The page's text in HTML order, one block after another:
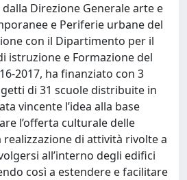
Direzione Generale arte e
e Periferie urbane del
con il Dipartimento per il
istruzione e Formazione del
2017, ha finanziato con 3
di 31 scuole distribuite in
vincente l’idea alla base
l’offerta culturale delle
di attività rivolte a
all’interno degli edifici
così a estendere e facilitare